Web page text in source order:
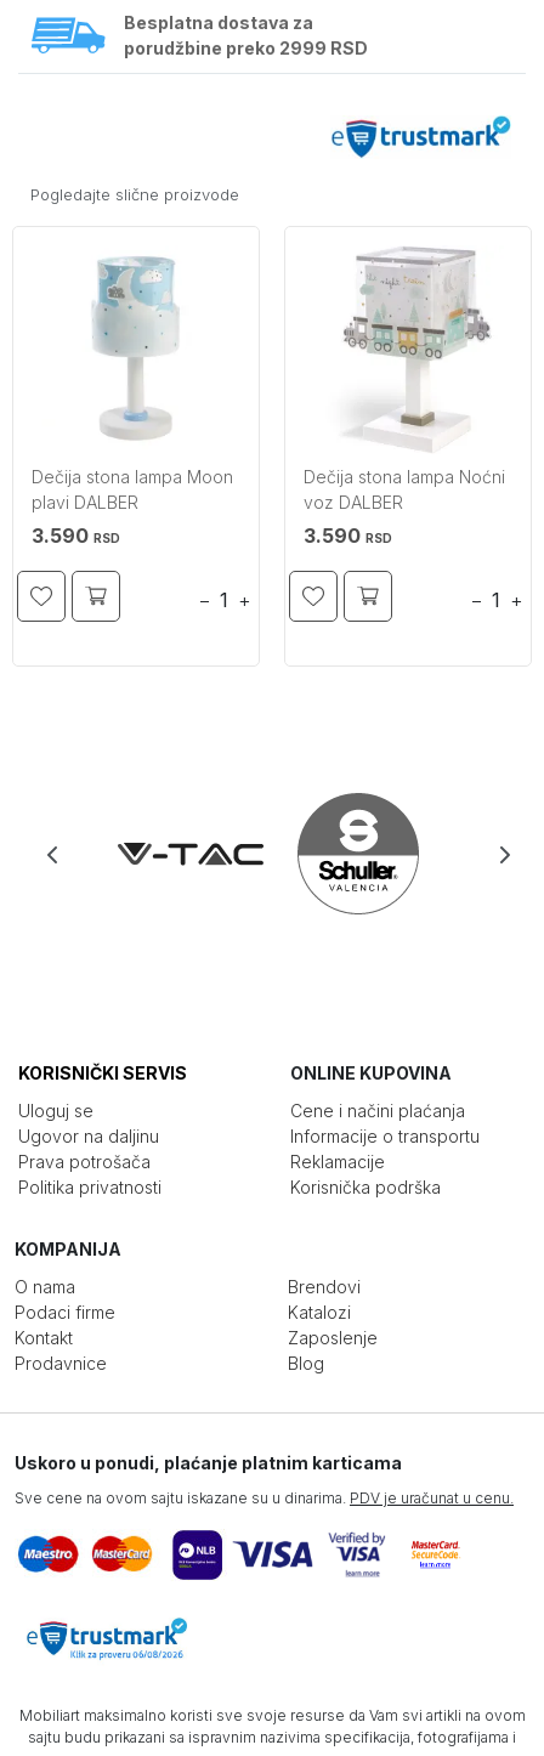
Besplatna dostava za
porudžbine preko 2999 RSD
Pogledajte slične proizvode
Dečija stona lampa Moon
plavi DALBER
3.590 RSD
− +
Dečija stona lampa Noćni
voz DALBER
3.590 RSD
− +
KORISNIČKI SERVIS
Uloguj se
Ugovor na daljinu
Prava potrošača
Politika privatnosti
ONLINE KUPOVINA
Cene i načini plaćanja
Informacije o transportu
Reklamacije
Korisnička podrška
KOMPANIJA
O nama
Podaci firme
Kontakt
Prodavnice
Brendovi
Katalozi
Zaposlenje
Blog
Uskoro u ponudi, plaćanje platnim karticama
Sve cene na ovom sajtu iskazane su u dinarima. PDV je uračunat u cenu.
Mobiliart maksimalno koristi sve svoje resurse da Vam svi artikli na ovom
sajtu budu prikazani sa ispravnim nazivima specifikacija, fotografijama i